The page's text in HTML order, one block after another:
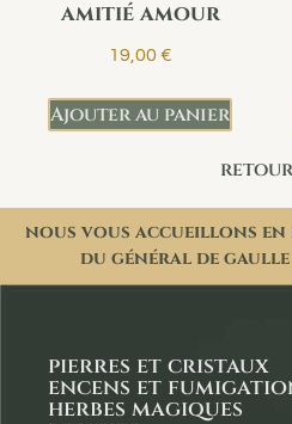
amitié amour
19,00 €
Ajouter au panier
retour
nous vous accueillons en
du général de
pierres et cristaux
encens et
herbes magiques